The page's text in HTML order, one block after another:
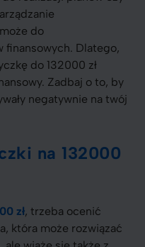
do
finansowych. Dlatego,
do 132000 zł
Zadbaj o to, by
negatywnie na twój
na 132000
zł, trzeba ocenić
która może rozwiązać